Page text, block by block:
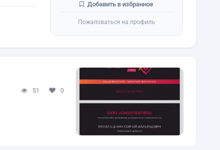
Добавить в избранное
Пожаловаться на профиль
51 0